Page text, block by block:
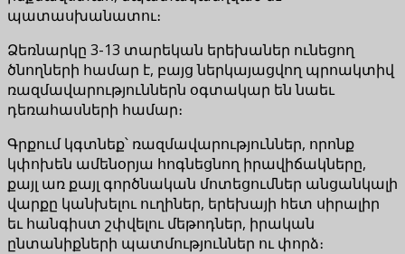
պատասխանատու։
Ձեռնարկը 3-13 տարեկան երեխաներ ունեցող
ծնողների համար է, բայց ներկայացվող պրոակտիվ
ռազմավարություններն օգտակար են նաեւ
դեռահասների համար։
Գրքում կգտնեք՝ ռազմավարություններ, որոնք
կփոխեն ամենօրյա հոգնեցնող իրավիճակները,
քայլ առ քայլ գործնական մոտեցումներ անցանկալի
վարքը կանխելու ուղիներ, երեխայի հետ սիրալիր
եւ հանգիստ շփվելու մեթոդներ, իրական
ընտանիքների պատմություններ ու փորձ։